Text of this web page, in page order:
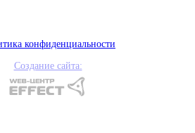
конфиденциальности
Создание сайта: